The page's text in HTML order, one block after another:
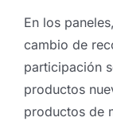
En los
cambio de
participación
productos
productos de